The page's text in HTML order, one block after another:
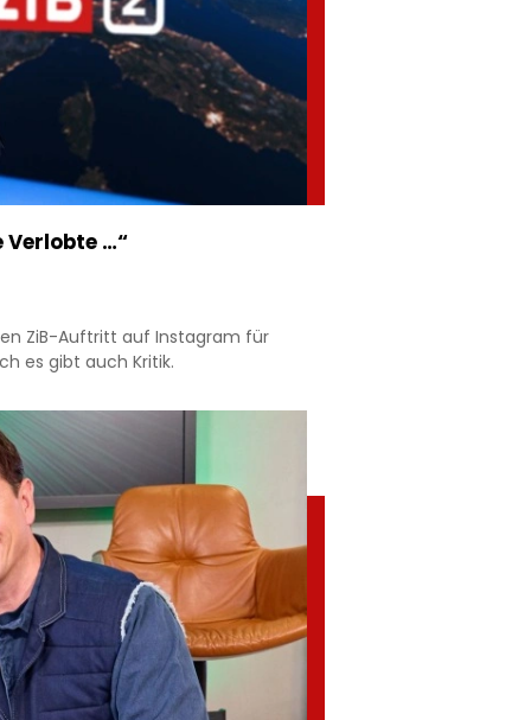
Verlobte …“
ZiB-Auftritt auf Instagram für
es gibt auch Kritik.